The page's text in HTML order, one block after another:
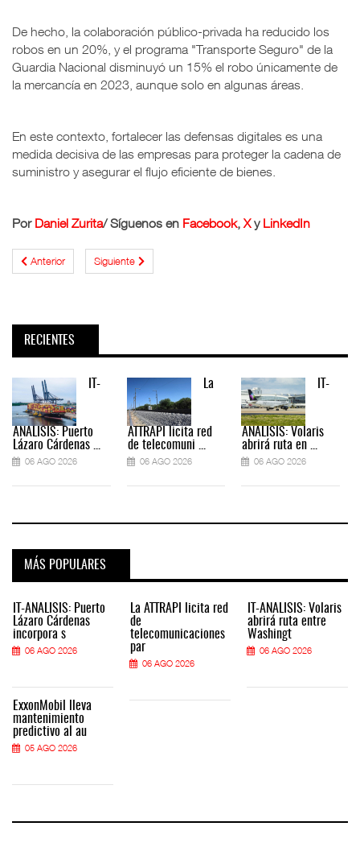
De hecho, la colaboración público-privada ha reducido los
robos en un 20%, y el programa "Transporte Seguro" de la
Guardia Nacional disminuyó un 15% el robo únicamente de
la mercancía en 2023, aunque solo en algunas áreas.
En este contexto, fortalecer las defensas digitales es una
medida decisiva de las empresas para proteger la cadena de
suministro y asegurar el flujo eficiente de bienes.
Por Daniel Zurita/ Síguenos en Facebook, Xy LinkedIn
Anterior Siguiente
RECIENTES
IT-
ANÁLISIS: Puerto
Lázaro Cárdenas ...
06 AGO 2026
La
ATTRAPI licita red
de telecomuni ...
06 AGO 2026
IT-
ANÁLISIS: Volaris
abrirá ruta en ...
06 AGO 2026
MÁS POPULARES
IT-ANÁLISIS: Puerto
Lázaro Cárdenas
incorpora s
06 AGO 2026
ExxonMobil lleva
mantenimiento
predictivo al au
05 AGO 2026
La ATTRAPI licita red
de
telecomunicaciones
par
06 AGO 2026
IT-ANÁLISIS: Volaris
abrirá ruta entre
Washingt
06 AGO 2026